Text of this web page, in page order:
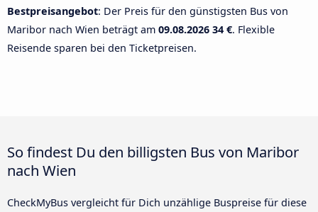
Bestpreisangebot: Der Preis für den günstigsten Bus von
Maribor nach Wien beträgt am 09.08.2026 34 €. Flexible
Reisende sparen bei den Ticketpreisen.
So findest Du den billigsten Bus von Maribor
nach Wien
CheckMyBus vergleicht für Dich unzählige Buspreise für diese